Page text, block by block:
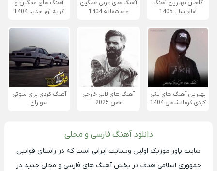
گلچین بهترین آهنگ
های سال 1405
آهنگ های عربی غمگین
و عاشقانه 1404
آهنگ های غمگین و
گریه آور جدید 1404
بهترین آهنگ های لاتی
کردی کرمانشاهی 1404
آهنگ های لاتی خارجی
خفن 2025
آهنگ کردی برای شوتی
سواران
دانلود آهنگ فارسی و محلی
سایت پاور موزیک اولین وبسایت ایرانی است که در راستای قوانین
جمهوری اسلامی هدف در پخش آهنگ های فارسی و محلی جدید در